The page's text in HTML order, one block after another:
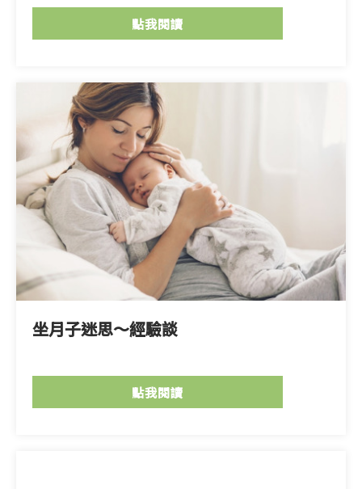
點我閱讀
坐月子迷思～經驗談
點我閱讀